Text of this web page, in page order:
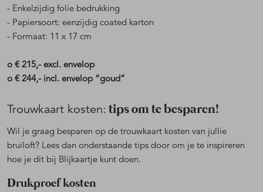
- Enkelzijdig folie bedrukking
- Papiersoort: eenzijdig coated karton
- Formaat: 11 x 17 cm
o € 215,- excl. envelop
o € 244,- incl. envelop “goud”
Trouwkaart kosten: tips om te besparen!
Wil je graag besparen op de trouwkaart kosten van jullie
bruiloft? Lees dan onderstaande tips door om je te inspireren
hoe je dit bij Blijkaartje kunt doen.
Drukproef kosten